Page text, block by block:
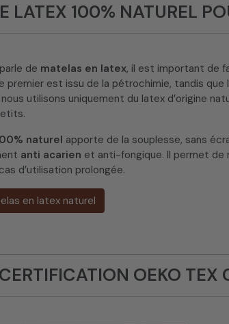
LATEX 100% NATUREL
de matelas en latex, il est important de
premier est issu de la pétrochimie, tandis
utilisons uniquement du latex d’origine
naturel apporte de la souplesse, sans
anti acarien et anti-fongique. Il permet de
d’utilisation prolongée.
en latex naturel
OEKO